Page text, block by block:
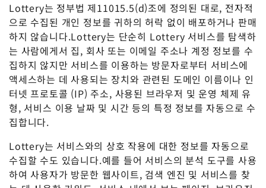
Lottery는 정부법 제11015.5(d)조에 정의된 대로, 전자적
으로 수집된 개인 정보를 귀하의 허락 없이 배포하거나 판매
하지 않습니다.Lottery는 단순히 Lottery 서비스를 탐색하
는 사람에게서 집, 회사 또는 이메일 주소나 계정 정보를 수
집하지 않지만 서비스를 이용하는 방문자로부터 서비스에
액세스하는 데 사용되는 장치와 관련된 도메인 이름이나 인
터넷 프로토콜 (IP) 주소, 사용된 브라우저 및 운영 체제 유
형, 서비스 이용 날짜 및 시간 등의 특정 정보를 자동으로 수
집합니다.
Lottery는 서비스와의 상호 작용에 대한 정보를 자동으로
수집할 수도 있습니다.예를 들어 서비스의 분석 도구를 사용
하여 사용자가 방문한 웹사이트, 검색 엔진 및 서비스를 찾